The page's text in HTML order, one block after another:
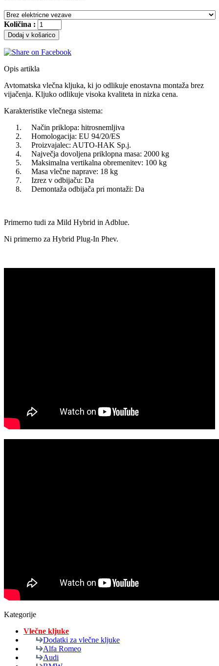
Količina :
Dodaj v košarico
Opis artikla
Avtomatska vlečna kljuka, ki jo odlikuje enostavna montaža brez
vijačenja. Kljuko odlikuje visoka kvaliteta in nizka cena.
Karakteristike vlečnega sistema:
Način priklopa: hitrosnemljiva
Homologacija: EU 94/20/ES
Proizvajalec: AUTO-HAK Sp.j.
Največja dovoljena priklopna masa: 2000 kg
Maksimalna vertikalna obremenitev: 100 kg
Masa vlečne naprave: 18 kg
Izrez v odbijaču: Da
Demontaža odbijača pri montaži: Da
Primerno tudi za Mild Hybrid in Adblue.
Ni primerno za Hybrid Plug-In Phev.
Kategorije
Vlečne kljuke
Dodatki za vlečne kljuke
Alfa Romeo
Audi